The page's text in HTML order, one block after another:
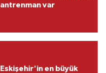
antrenman var
Eskişehir'in en büyük